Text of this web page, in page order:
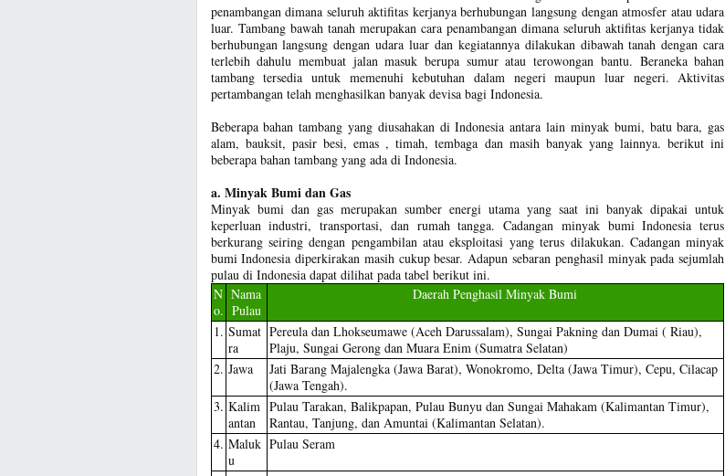
penambangan dimana seluruh aktifitas kerjanya berhubungan langsung dengan atmosfer atau udara
luar. Tambang bawah tanah merupakan cara penambangan dimana seluruh aktifitas kerjanya tidak
berhubungan langsung dengan udara luar dan kegiatannya dilakukan dibawah tanah dengan cara
terlebih dahulu membuat jalan masuk berupa sumur atau terowongan bantu. Beraneka bahan
tambang tersedia untuk memenuhi kebutuhan dalam negeri maupun luar negeri. Aktivitas
pertambangan telah menghasilkan banyak devisa bagi Indonesia.
Beberapa bahan tambang yang diusahakan di Indonesia antara lain minyak bumi, batu bara, gas
alam, bauksit, pasir besi, emas , timah, tembaga dan masih banyak yang lainnya. berikut ini
beberapa bahan tambang yang ada di Indonesia.
a. Minyak Bumi dan Gas
Minyak bumi dan gas merupakan sumber energi utama yang saat ini banyak dipakai untuk
keperluan industri, transportasi, dan rumah tangga. Cadangan minyak bumi Indonesia terus
berkurang seiring dengan pengambilan atau eksploitasi yang terus dilakukan. Cadangan minyak
bumi Indonesia diperkirakan masih cukup besar. Adapun sebaran penghasil minyak pada sejumlah
pulau di Indonesia dapat dilihat pada tabel berikut ini.
N
o.
Nama
Pulau
Daerah Penghasil Minyak Bumi
1. Sumat
ra
Pereula dan Lhokseumawe (Aceh Darussalam), Sungai Pakning dan Dumai ( Riau),
Plaju, Sungai Gerong dan Muara Enim (Sumatra Selatan)
2. Jawa
Jati Barang Majalengka (Jawa Barat), Wonokromo, Delta (Jawa Timur), Cepu, Cilacap
(Jawa Tengah).
3. Kalim
antan
Pulau Tarakan, Balikpapan, Pulau Bunyu dan Sungai Mahakam (Kalimantan Timur),
Rantau, Tanjung, dan Amuntai (Kalimantan Selatan).
4. Maluk
u
Pulau Seram